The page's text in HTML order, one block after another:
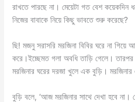
রাখতে পারছে না। মেয়েটা গত বেশ
নিজের বাবাকে নিয়ে কিছু ভাবতে শুরু করেছে?
ছি! মজনু সরাসরি মরজিনা বিবির ঘরে না
করে।ইচ্ছেমত গলা অবধি তাড়ি গেলে। তারপর
মরজিনার ঘরের দরজা খুলে এক বুড়ি। মরজিনার
বুড়ি বলে, ‘আজ মরজিনার সাথে দেখা হবে না।